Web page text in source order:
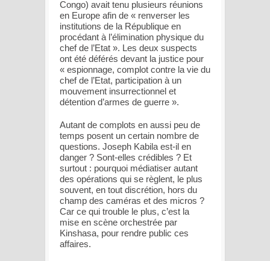
Congo) avait tenu plusieurs réunions
en Europe afin de « renverser les
institutions de la République en
procédant à l’élimination physique du
chef de l’Etat ». Les deux suspects
ont été déférés devant la justice pour
« espionnage, complot contre la vie du
chef de l’Etat, participation à un
mouvement insurrectionnel et
détention d’armes de guerre ».
Autant de complots en aussi peu de
temps posent un certain nombre de
questions. Joseph Kabila est-il en
danger ? Sont-elles crédibles ? Et
surtout : pourquoi médiatiser autant
des opérations qui se règlent, le plus
souvent, en tout discrétion, hors du
champ des caméras et des micros ?
Car ce qui trouble le plus, c’est la
mise en scène orchestrée par
Kinshasa, pour rendre public ces
affaires.